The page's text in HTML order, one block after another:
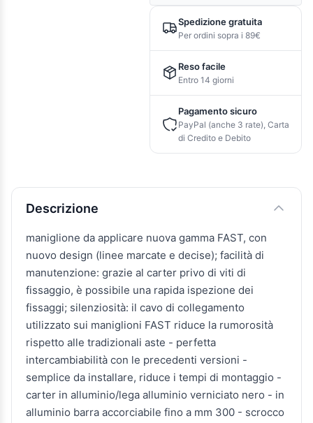
Spedizione gratuita
Per ordini sopra i 89€
Reso facile
Entro 14 giorni
Pagamento sicuro
PayPal (anche 3 rate), Carta
di Credito e Debito
Descrizione e caratteristiche
Descrizione
maniglione da applicare nuova gamma FAST, con
nuovo design (linee marcate e decise); facilità di
manutenzione: grazie al carter privo di viti di
fissaggio, è possibile una rapida ispezione dei
fissaggi; silenziosità: il cavo di collegamento
utilizzato sui maniglioni FAST riduce la rumorosità
rispetto alle tradizionali aste - perfetta
intercambiabilità con le precedenti versioni -
semplice da installare, riduce i tempi di montaggio -
carter in alluminio/lega alluminio verniciato nero - in
alluminio barra accorciabile fino a mm 300 - scrocco